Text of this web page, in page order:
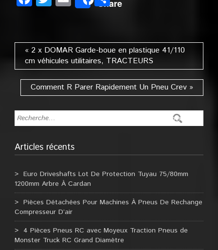
Share
« 2 x DOMAR Garde-boue en plastique 41/110
cm véhicules utilitaires, TRACTEURS
Comment R Parer Rapidement Un Pneu Crev »
Articles récents
Euro Driveshafts Lot De Protection Tuyau 75/80mm
1200mm Arbre À Cardan
Pièces Détachées Pour Machines À Pneus De Rechange
Compresseur D’air
4 Pièces Pneus RC avec Moyeux Traction Pneus de
Monster Truck RC Grand Diamètre